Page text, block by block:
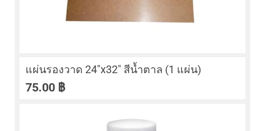
แผ่นรองวาด 24″x32″ สีน้ำตาล (1 แผ่น)
75.00 ฿